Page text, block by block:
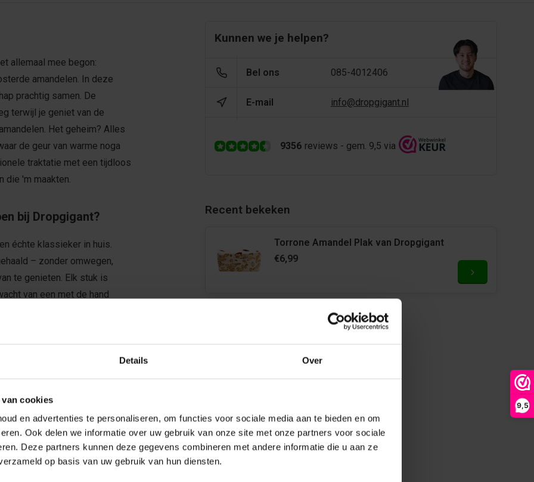
Details Over
cookies
en advertenties te personaliseren, om functies voor sociale media aan te bieden en om
Ook delen we informatie over uw gebruik van onze site met onze partners voor sociale
Deze partners kunnen deze gegevens combineren met andere informatie die u aan ze
op basis van uw gebruik van hun diensten.
9,5
allemaal mee begon:
amandelen. In deze
prachtig samen. De
terwijl je geniet van de
Het geheim? Alles
de geur van warme noga
traktatie met een tijdloos
die 'm maakten.
bij Dropgigant?
échte klassieker in huis.
– zonder omwegen,
te genieten. Elk stuk is
van een met de hand
de Torrone Amandel Reep
om van te snoepen.
afbreekt of ‘m bewaart
bent van ons: voor 15:00
jouw deurmat.
aroma. eetpapier
Kunnen we je helpen?
Bel ons 085-4012406
E-mail info@dropgigant.nl
9356 reviews - gem. 9,5 via
Recent bekeken
Torrone Amandel Plak van Dropgigant
€6,99